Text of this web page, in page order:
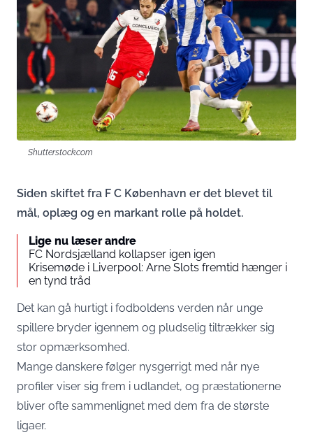
Shutterstock.com
Siden skiftet fra F C København er det blevet til
mål, oplæg og en markant rolle på holdet.
Lige nu læser andre
FC Nordsjælland kollapser igen igen
Krisemøde i Liverpool: Arne Slots fremtid hænger i
en tynd tråd
Det kan gå hurtigt i fodboldens verden når unge
spillere bryder igennem og pludselig tiltrækker sig
stor opmærksomhed.
Mange danskere følger nysgerrigt med når nye
profiler viser sig frem i udlandet, og præstationerne
bliver ofte sammenlignet med dem fra de største
ligaer.